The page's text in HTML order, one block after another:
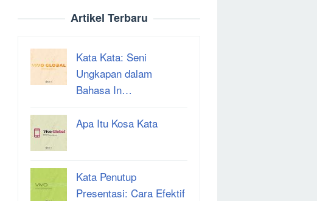
Artikel Terbaru
Kata Kata: Seni
Ungkapan dalam
Bahasa In…
Apa Itu Kosa Kata
Kata Penutup
Presentasi: Cara Efektif